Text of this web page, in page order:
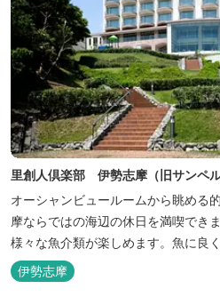
里創人倶楽部 伊勢志摩（旧サンペル
オーシャンビュールームから眺める
摩ならではの海辺の休日を満喫でき
様々な魚介類が楽しめます。魚に良
ジーや、本格エステがあるのも女性
ホテル「里創人倶楽部 伊勢志摩」
伊勢志摩